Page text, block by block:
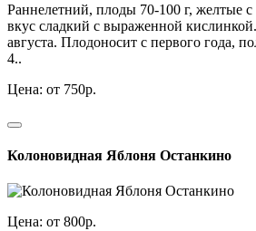
Раннелетний, плоды 70-100 г, желтые
вкус сладкий с выраженной
августа. Плодоносит с первого года,
4..
Цена: от 750р.
Колоновидная Яблоня Останкино
Цена: от 800р.